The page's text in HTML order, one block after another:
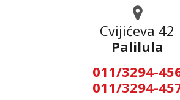
Cvijićeva 42
Palilula
011/3294-
011/3294-